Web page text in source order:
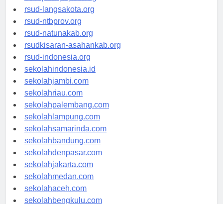
rsudtpi-kepriprov.org
rsud-langsakota.org
rsud-ntbprov.org
rsud-natunakab.org
rsudkisaran-asahankab.org
rsud-indonesia.org
sekolahindonesia.id
sekolahjambi.com
sekolahriau.com
sekolahpalembang.com
sekolahlampung.com
sekolahsamarinda.com
sekolahbandung.com
sekolahdenpasar.com
sekolahjakarta.com
sekolahmedan.com
sekolahaceh.com